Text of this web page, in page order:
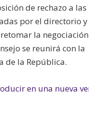
de rechazo a las
por el directorio y
la
se reunirá con la
de la República.
en una nueva